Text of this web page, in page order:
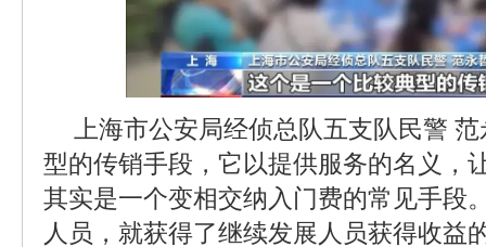
上海市公安局经侦总队五支队民警
型的传销手段，它以提供服务的名义，
其实是一个变相交纳入门费的常见手段
人员，就获得了继续发展人员获得收益